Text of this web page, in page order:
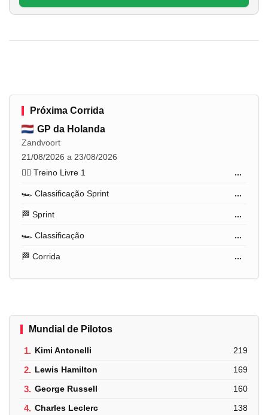
Próxima Corrida
GP da Holanda
Zandvoort
21/08/2026 a 23/08/2026
🏋️‍♂️ Treino Livre 1
...
🏎️ Classificação Sprint ...
🏁 Sprint ...
🏎️ Classificação ...
🏁 Corrida ...
Mundial de Pilotos
1. Kimi Antonelli 219
2. Lewis Hamilton 169
3. George Russell 160
4. Charles Leclerc 138